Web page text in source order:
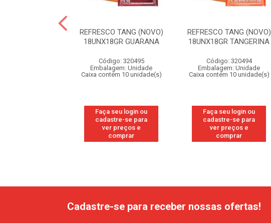
REFRESCO TANG (NOVO)
18UNX18GR GUARANA
Código: 320495
Embalagem: Unidade
Caixa contém 10 unidade(s)
Faça seu login ou
cadastre-se para
ver preços e
comprar
REFRESCO TANG (NOVO)
18UNX18GR TANGERINA
Código: 320494
Embalagem: Unidade
Caixa contém 10 unidade(s)
Faça seu login ou
cadastre-se para
ver preços e
comprar
Cadastre-se para receber nossas ofertas!